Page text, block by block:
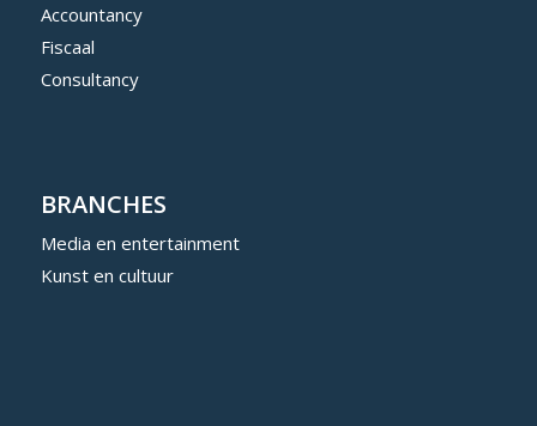
Accountancy
Fiscaal
Consultancy
BRANCHES
Media en entertainment
Kunst en cultuur